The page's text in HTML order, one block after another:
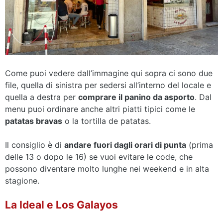
Come puoi vedere dall’immagine qui sopra ci sono due
file, quella di sinistra per sedersi all’interno del locale e
quella a destra per comprare il panino da asporto. Dal
menu puoi ordinare anche altri piatti tipici come le
patatas bravas o la tortilla de patatas.
Il consiglio è di andare fuori dagli orari di punta (prima
delle 13 o dopo le 16) se vuoi evitare le code, che
possono diventare molto lunghe nei weekend e in alta
stagione.
La Ideal e Los Galayos